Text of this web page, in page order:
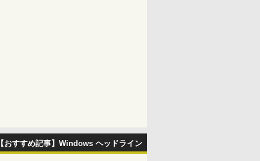
【おすすめ記事】Windows ヘッドライン